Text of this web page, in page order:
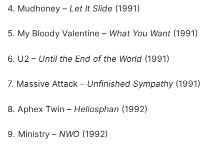
4. Mudhoney – Let It Slide (1991)
5. My Bloody Valentine – What You Want (1991)
6. U2 – Until the End of the World (1991)
7. Massive Attack – Unfinished Sympathy(1991)
8. Aphex Twin – Heliosphan (1992)
9. Ministry – NWO (1992)